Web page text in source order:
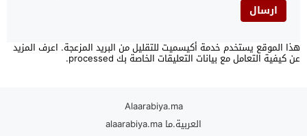
هذا الموقع يستخدم خدمة أكيسميت للتقليل من البريد المزعجة. اعرف المزيد
عن كيفية التعامل مع بيانات التعليقات الخاصة بك processed .
Alaarabiya.ma
العربية.ما alaarabiya.ma